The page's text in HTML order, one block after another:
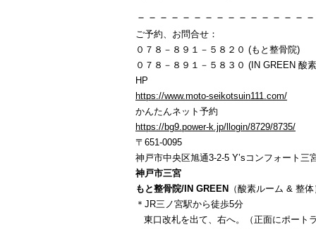
－－－－－－－－－－－－－－－
ご予約、お問合せ：
０７８－８９１－５８２０ (もと整骨院)
０７８－８９１－５８３０ (IN GREEN 酸
HP
https://www.moto-seikotsuin111.com/
かんたんネット予約
https://bg9.power-k.jp/llogin/8729/8735/
〒651-0095
神戸市中央区旭通3-2-5 Y’sコンフォート三
神戸市三宮
もと整骨院/IN GREEN
（酸素ルーム & 整体
＊JR三ノ宮駅から徒歩5分
東口改札を出て、右へ。（正面にポート